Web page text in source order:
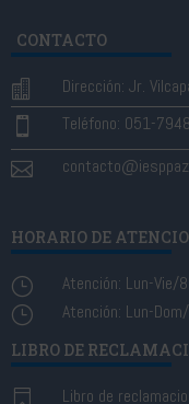
CONTACTO
 Dirección: Jr.
 Teléfono: 051-

HORARIO DE
} Atención: Lun-Vie/
} Atención: Lun-
LIBRO DE
 Libro de